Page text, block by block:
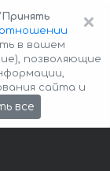
Cookie Policy
×
отношении
в вашем
позволяющие
сайта и
все